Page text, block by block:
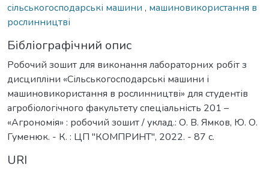
сільськогосподарські машини , машиновикористання в
рослинництві
Бібліографічний опис
Робочий зошит для виконання лабораторних робіт з
дисципліни «Сільськогосподарські машини і
машиновикористання в рослинництві» для студентів
агробіологічного факультету спеціальність 201 –
«Агрономія» : робочий зошит / уклад.: О. В. Ямков, Ю. О.
Гуменюк. - К. : ЦП "КОМПРИНТ", 2022. - 87 с.
URI